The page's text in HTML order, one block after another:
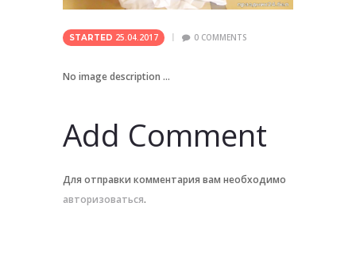
STARTED 25.04.2017 0COMMENTS
No image description ...
Add Comment
Для отправки комментария вам необходимо
авторизоваться.